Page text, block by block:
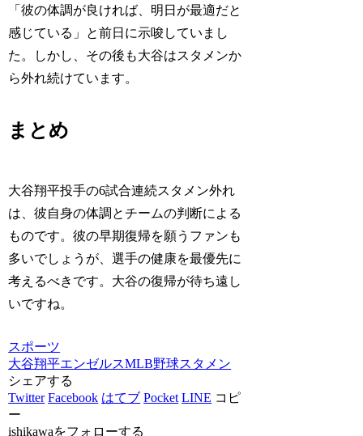
「彼の体調が良ければ、明日が最適だと
感じている」と前日に示唆していまし
た。しかし、その後も大谷はスタメンか
ら外れ続けています。
まとめ
大谷翔平投手の6試合連続スタメン外れ
は、彼自身の体調とチームの判断による
ものです。彼の早期復帰を願うファンも
多いでしょうが、選手の健康を最優先に
考えるべきです。大谷の復帰が待ち遠し
いですね。
スポーツ
大谷翔平エンゼルスMLB野球スタメン
シェアする
Twitter Facebook はてブ Pocket LINE コピ
ー
ishikawaをフォローする